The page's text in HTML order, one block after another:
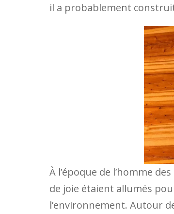
il a probablement
À l’époque de l’homme
de joie étaient allumés
l’environnement. Autour